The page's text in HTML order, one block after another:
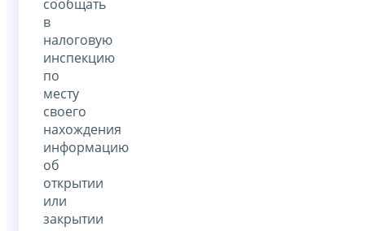
сообщать
в
налоговую
инспекцию
по
месту
своего
нахождения
информацию
об
открытии
или
закрытии